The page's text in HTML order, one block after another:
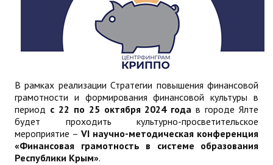
В рамках реализации Стратегии повышения финансовой
грамотности и формирования финансовой культуры в
период с 22 по 25 октября 2024 года в городе Ялте
будет проходить культурно-просветительское
мероприятие – VI научно-методическая конференция
«Финансовая грамотность в системе образования
Республики Крым».